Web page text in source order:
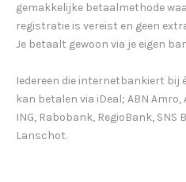
gemakkelijke betaalmethode
registratie is vereist en geen
Je betaalt gewoon via je eigen
Iedereen die internetbankiert bij
kan betalen via iDeal; ABN
ING, Rabobank, RegioBank, SNS
Lanschot.